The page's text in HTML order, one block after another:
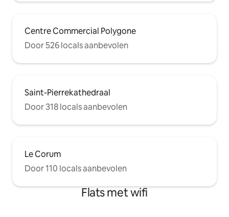
Centre Commercial Polygone
Door 526 locals aanbevolen
Saint-Pierrekathedraal
Door 318 locals aanbevolen
Le Corum
Door 110 locals aanbevolen
Flats met wifi